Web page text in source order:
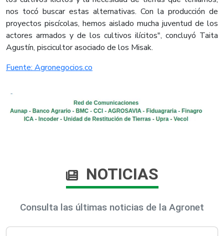
nos tocó buscar estas alternativas. Con la producción de
proyectos piscícolas, hemos aislado mucha juventud de los
actores armados y de los cultivos ilícitos", concluyó Taita
Agustín, piscicultor asociado de los Misak.​
Fuente: Agronegocios.co​
NOTICIAS
Consulta las últimas noticias de la Agronet